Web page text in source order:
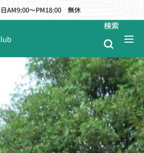
AM9:00～PM18:00 無休
検索